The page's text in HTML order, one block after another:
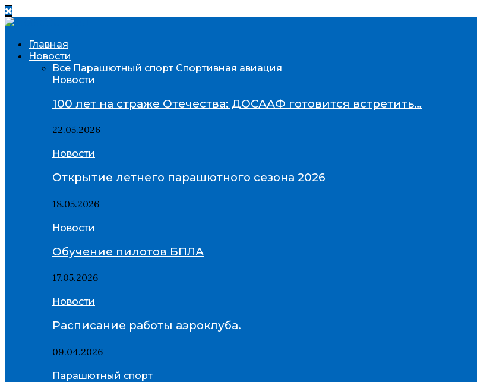
Главная
Новости
Все Парашютный спорт Спортивная авиация
Новости
100 лет на страже Отечества: ДОСААФ готовится встретить…
22.05.2026
Новости
Открытие летнего парашютного сезона 2026
18.05.2026
Новости
Обучение пилотов БПЛА
17.05.2026
Новости
Расписание работы аэроклуба.
09.04.2026
Парашютный спорт